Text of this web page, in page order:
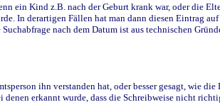
ein Kind z.B. nach der Geburt krank war, oder die
In derartigen Fällen hat man dann diesen Eintrag
nach dem Datum ist aus technischen
ihn verstanden hat, oder besser gesagt, wie die
erkannt wurde, dass die Schreibweise nicht